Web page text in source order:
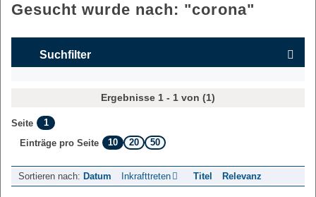
Gesucht wurde nach: "corona"
Suchfilter
Ergebnisse 1 - 1 von (1)
Seite
1
Einträge pro Seite
10 20 50
Sortieren nach: Datum Inkrafttreten Titel Relevanz